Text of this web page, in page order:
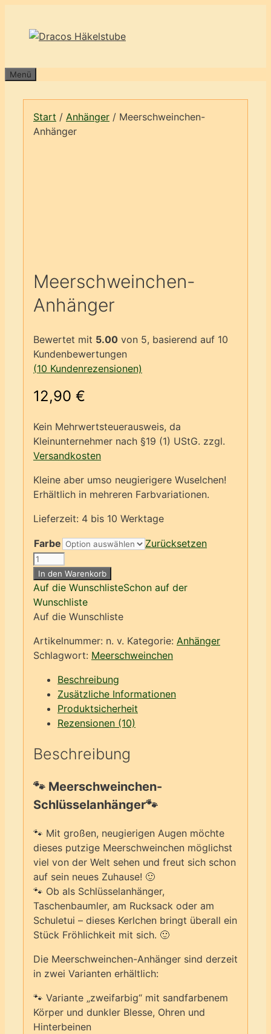
springen
Menü
Start / Anhänger / Meerschweinchen-
Anhänger
Meerschweinchen-
Anhänger
Bewertet mit 5.00 von 5, basierend auf 10
Kundenbewertungen
(10 Kundenrezensionen)
12,90 €
Kein Mehrwertsteuerausweis, da
Kleinunternehmer nach §19 (1) UStG. zzgl.
Versandkosten
Kleine aber umso neugierigere Wuselchen!
Erhältlich in mehreren Farbvariationen.
Lieferzeit: 4 bis 10 Werktage
Farbe
Zurücksetzen
Meerschweinchen-
Anhänger
Menge
In den Warenkorb
Auf die WunschlisteSchon auf der
Wunschliste
Auf die Wunschliste
Artikelnummer: n. v. Kategorie: Anhänger
Schlagwort: Meerschweinchen
Beschreibung
Zusätzliche Informationen
Produktsicherheit
Rezensionen (10)
Beschreibung
🐾 Meerschweinchen-
Schlüsselanhänger🐾
🐾 Mit großen, neugierigen Augen möchte
dieses putzige Meerschweinchen möglichst
viel von der Welt sehen und freut sich schon
auf sein neues Zuhause! 🙂
🐾 Ob als Schlüsselanhänger,
Taschenbaumler, am Rucksack oder am
Schuletui – dieses Kerlchen bringt überall ein
Stück Fröhlichkeit mit sich. 🙂
Die Meerschweinchen-Anhänger sind derzeit
in zwei Varianten erhältlich:
🐾 Variante „zweifarbig“ mit sandfarbenem
Körper und dunkler Blesse, Ohren und
Hinterbeinen